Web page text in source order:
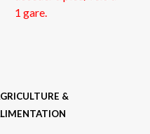
1 gare.
&